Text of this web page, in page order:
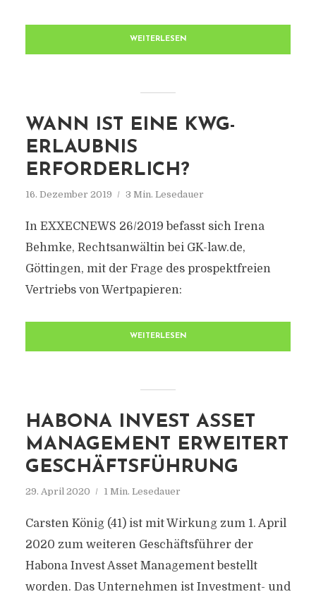
WEITERLESEN
WANN IST EINE KWG-
ERLAUBNIS
ERFORDERLICH?
16. Dezember 2019 3 Min. Lesedauer
In EXXECNEWS 26/2019 befasst sich Irena
Behmke, Rechtsanwältin bei GK-law.de,
Göttingen, mit der Frage des prospektfreien
Vertriebs von Wertpapieren:
WEITERLESEN
HABONA INVEST ASSET
MANAGEMENT ERWEITERT
GESCHÄFTSFÜHRUNG
29. April 2020 1 Min. Lesedauer
Carsten König (41) ist mit Wirkung zum 1. April
2020 zum weiteren Geschäftsführer der
Habona Invest Asset Management bestellt
worden. Das Unternehmen ist Investment- und